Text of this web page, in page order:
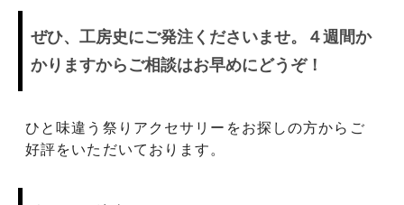
ぜひ、工房史にご発注くださいませ。４週間か
かりますからご相談はお早めにどうぞ！
ひと味違う祭りアクセサリーをお探しの方からご
好評をいただいております。